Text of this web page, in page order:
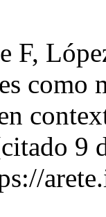
F,
como
9